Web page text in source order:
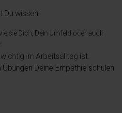
Du wissen:
sie Dich, Dein Umfeld oder auch
im Arbeitsalltag ist.
Deine Empathie schulen